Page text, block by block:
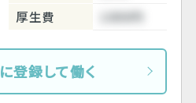
厚生費
1000円
登録して働く